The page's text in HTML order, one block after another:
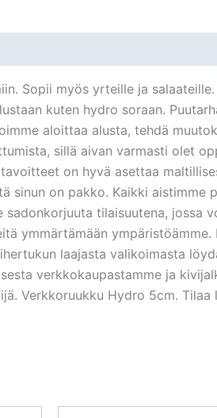
Sopii myös yrteille ja
kuten hydro soraan.
aloittaa alusta, tehdä
sillä aivan varmasti olet
on hyvä asettaa
on pakko. Kaikki aistimme
tilaisuutena, jossa
ymmärtämään
laajasta valikoimasta
verkkokaupastamme ja
Verkkoruukku Hydro 5cm.